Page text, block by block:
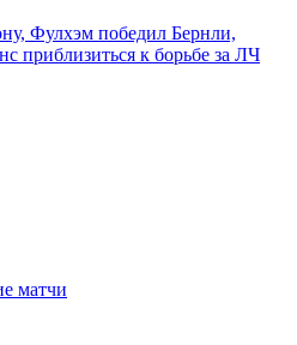
Фулхэм победил Бернли,
приблизиться к борьбе за ЛЧ
матчи